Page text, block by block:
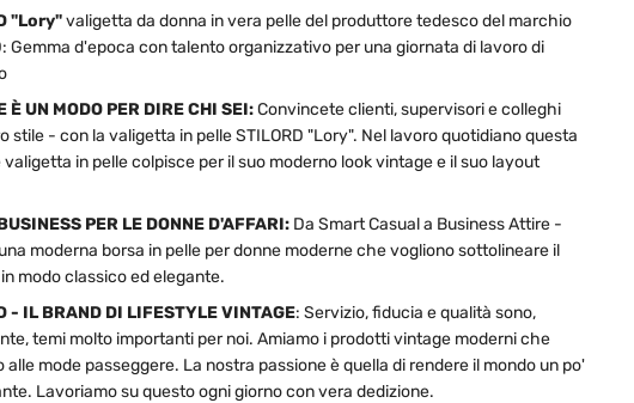
"Lory"valigetta da donna in vera pelle del produttore tedesco del marchio
Gemma d'epoca con talento organizzativo per una giornata di lavoro di
È UN MODO PER DIRE CHI SEI:Convincete clienti, supervisori e colleghi
stile - con la valigetta in pelle STILORD "Lory". Nel lavoro quotidiano questa
in pelle colpisce per il suo moderno look vintage e il suo layout
PER LE DONNE D'AFFARI:Da Smart Casual a Business Attire -
moderna borsa in pelle per donne moderne che vogliono sottolineare il
modo classico ed elegante.
- IL BRAND DI LIFESTYLE VINTAGE: Servizio, fiducia e qualità sono,
temi molto importanti per noi. Amiamo i prodotti vintage moderni che
alle mode passeggere. La nostra passione è quella di rendere il mondo un po'
Lavoriamo su questo ogni giorno con vera dedizione.